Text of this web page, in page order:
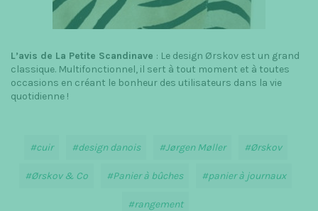
L’avis de La Petite Scandinave : Le design Ørskov est un grand
classique. Multifonctionnel, il sert à tout moment et à toutes
occasions en créant le bonheur des utilisateurs dans la vie
quotidienne !
cuir design danois Jørgen Møller Ørskov
Ørskov & Co Panier à bûches panier à journaux
rangement